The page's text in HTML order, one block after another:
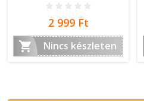
Ár
2 999 Ft

Nincs készleten